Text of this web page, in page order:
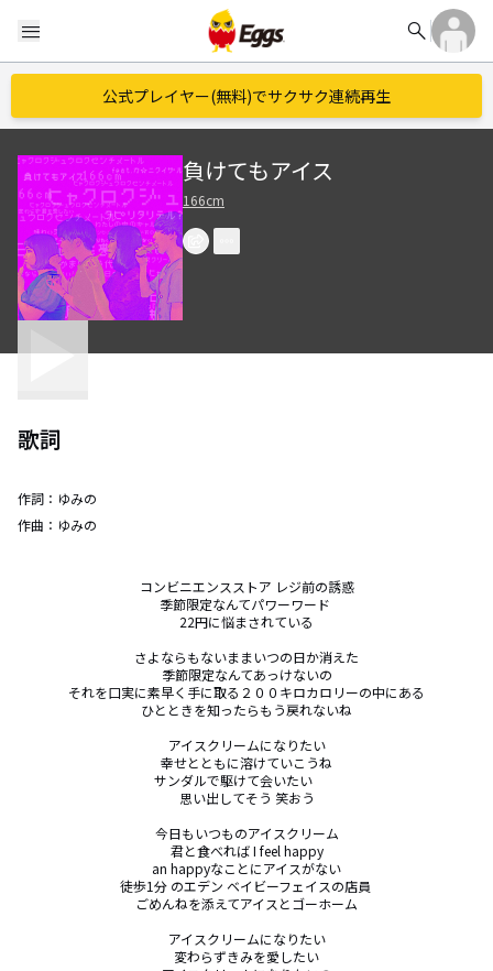
menu search
公式プレイヤー(無料)でサクサク連続再生
負けてもアイス
166cm
歌詞
作詞： ゆみの
作曲： ゆみの
コンビニエンスストア レジ前の誘惑
季節限定なんてパワーワード
22円に悩まされている
さよならもないままいつの日か消えた
季節限定なんてあっけないの
それを口実に素早く手に取る２００キロカロリーの中にある
ひとときを知ったらもう戻れないね
アイスクリームになりたい
幸せとともに溶けていこうね
サンダルで駆けて会いたい
思い出してそう 笑おう
今日もいつものアイスクリーム
君と食べれば I feel happy
an happyなことにアイスがない
徒歩1分 のエデン ベイビーフェイスの店員
ごめんねを添えてアイスとゴーホーム
アイスクリームになりたい
変わらずきみを愛したい